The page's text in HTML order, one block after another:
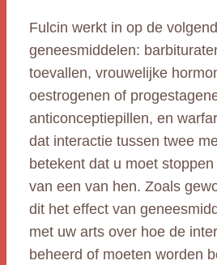
Fulcin werkt in op de
geneesmiddelen:
toevallen, vrouwelijke
oestrogenen of
anticonceptiepillen, en
dat interactie tussen twee
betekent dat u moet
van een van hen. Zoals
dit het effect van
met uw arts over hoe de
beheerd of moeten worden